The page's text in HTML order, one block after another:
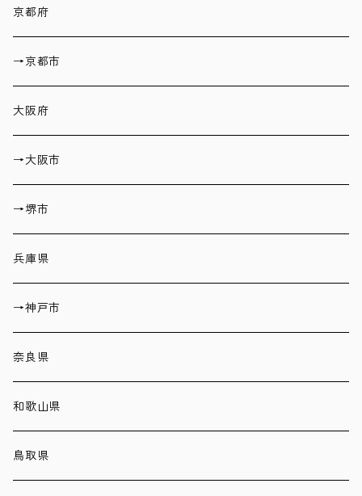
京都府
→京都市
大阪府
→大阪市
→堺市
兵庫県
→神戸市
奈良県
和歌山県
鳥取県